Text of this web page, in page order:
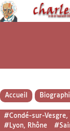
Accueil
#Condé-sur-Vesgre,
#Lyon, Rhône